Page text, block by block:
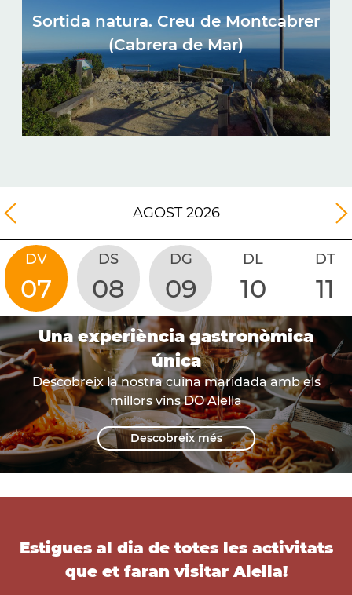
Sortida natura. Creu de Montcabrer
(Cabrera de Mar)
AGOST2026
DV
07
DS
08
DG
09
DL
10
DT
11
Una experiència gastronòmica
única
Descobreix la nostra cuina maridada amb els
millors vins DO Alella
Descobreix més
Estigues al dia de totes les activitats
que et faran visitar Alella!